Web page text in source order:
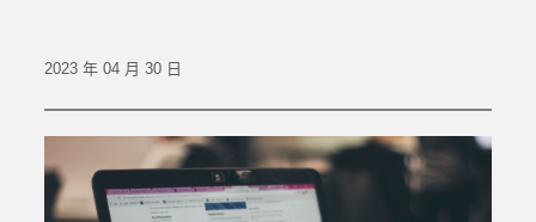
2023 年 04 月 30 日